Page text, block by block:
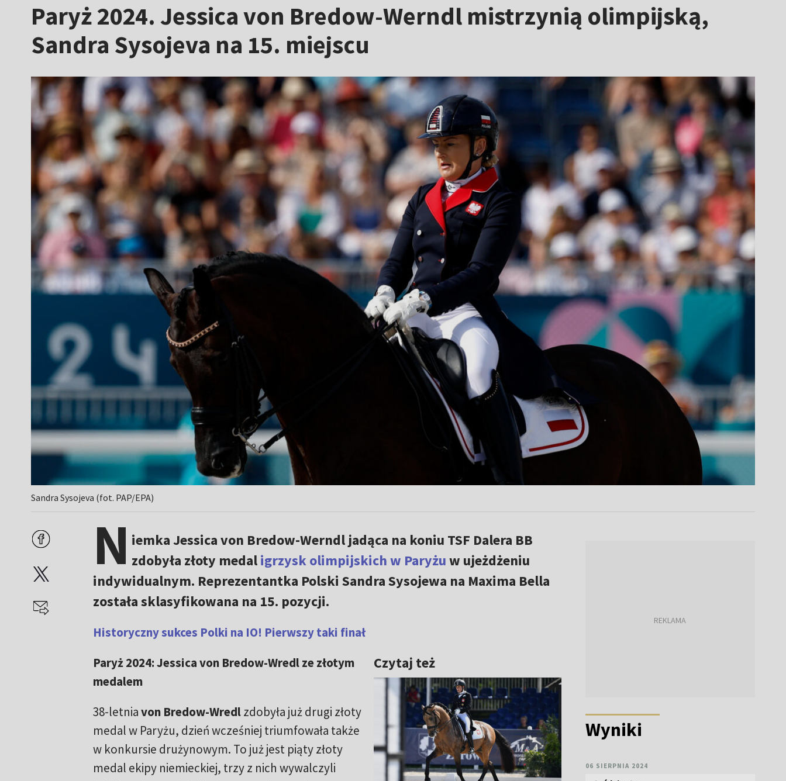
Paryż 2024. Jessica von Bredow-Werndl mistrzynią olimpijską,
Sandra Sysojeva na 15. miejscu
Sandra Sysojeva (fot. PAP/EPA)
N iemka Jessica von Bredow-Werndl jadąca na koniu TSF Dalera BB
zdobyła złoty medaligrzysk olimpijskich w Paryżuw ujeżdżeniu
indywidualnym. Reprezentantka Polski Sandra Sysojewa na Maxima Bella
została sklasyfikowana na 15. pozycji.
Historyczny sukces Polki na IO! Pierwszy taki finał
Czytaj też
Paryż 2024: Jessica von Bredow-Wredl ze złotym
medalem
38-letniavon Bredow-Wredlzdobyła już drugi złoty
medal w Paryżu, dzień wcześniej triumfowała także
w konkursie drużynowym. To już jest piąty złoty
medal ekipy niemieckiej, trzy z nich wywalczyli
Wyniki
06 SIERPNIA 2024